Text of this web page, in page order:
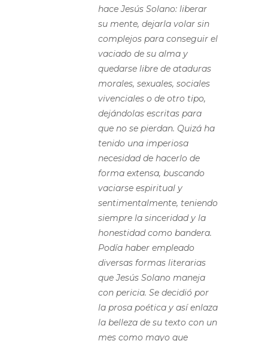
hace Jesús Solano: liberar
su mente, dejarla volar sin
complejos para conseguir el
vaciado de su alma y
quedarse libre de ataduras
morales, sexuales, sociales
vivenciales o de otro tipo,
dejándolas escritas para
que no se pierdan. Quizá ha
tenido una imperiosa
necesidad de hacerlo de
forma extensa, buscando
vaciarse espiritual y
sentimentalmente, teniendo
siempre la sinceridad y la
honestidad como bandera.
Podía haber empleado
diversas formas literarias
que Jesús Solano maneja
con pericia. Se decidió por
la prosa poética y así enlaza
la belleza de su texto con un
mes como mayo que